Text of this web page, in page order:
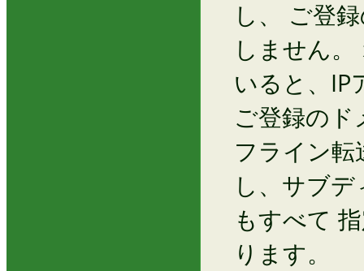
し、 ご登
しません
いると、IP
ご登録の
フライン転
し、サブ
もすべて
ります。